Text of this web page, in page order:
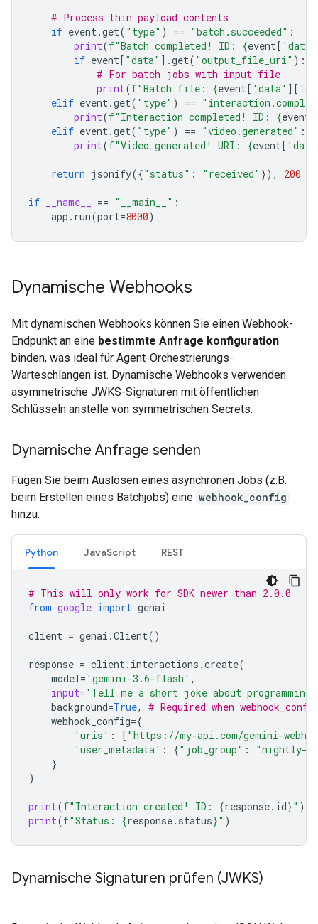
# Process thin payload contents
if event.get( "type" ) == "batch.succeeded" :
print(f"Batch completed! ID: {event[ 'data'
if event[ "data" ] .get( "output_file_uri" ):
# For batch jobs with input file
print(f"Batch file: {event[ 'data' ][
elif event.get( "type" ) ==
print(f"Interaction completed! ID: {event
elif event.get( "type" ) == "video.generated" :
print(f"Video generated! URI: {event[
return jsonify({"status" : "received" }), 200
if __name__ == "__main__" :
app . run(port=8000)
Dynamische Webhooks
Mit dynamischen Webhooks können Sie einen Webhook-
Endpunkt an eine bestimmte Anfrage konfiguration
binden, was ideal für Agent-Orchestrierungs-
Warteschlangen ist. Dynamische Webhooks verwenden
asymmetrische JWKS-Signaturen mit öffentlichen
Schlüsseln anstelle von symmetrischen Secrets.
Dynamische Anfrage senden
Fügen Sie beim Auslösen eines asynchronen Jobs (z.B.
beim Erstellen eines Batchjobs) eine webhook_config
hinzu.
Python JavaScript REST
# This will only work for SDK newer than 2.0.0
from google import genai
client = genai .Client()
response = client. interactions .create(
model= 'gemini-3.6-flash' ,
input= 'Tell me a short joke about
background=True,
# Required when
webhook_config={
'uris' : [ "https://my-api.com/gemini-
'user_metadata' : {"job_group" :
"nightly-
}
)
print(f"Interaction created! ID: {response. id}" )
print(f"Status: {response. status}" )
Dynamische Signaturen prüfen (JWKS)